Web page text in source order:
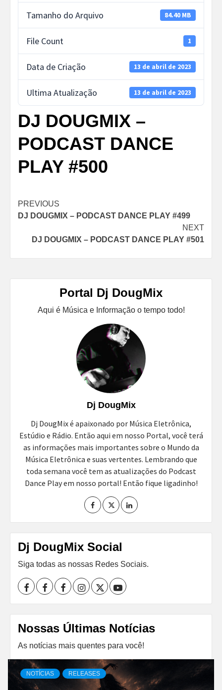
Tamanho do Arquivo 84.40 MB
File Count 1
Data de Criação 13 de abril de 2023
Ultima Atualização 13 de abril de 2023
DJ DOUGMIX –
PODCAST DANCE
PLAY #500
Post
navigation
PREVIOUS
DJ DOUGMIX – PODCAST DANCE PLAY #499
NEXT
DJ DOUGMIX – PODCAST DANCE PLAY #501
Portal Dj DougMix
Aqui é Música e Informação o tempo todo!
Dj DougMix
Dj DougMix é apaixonado por Música Eletrônica,
Estúdio e Rádio. Então aqui em nosso Portal, você terá
as informações mais importantes sobre o Mundo da
Música Eletrônica e suas vertentes. Lembrando que
toda semana você tem as atualizações do Podcast
Dance Play em nosso portal! Então fique ligadinho!
Dj DougMix Social
Siga todas as nossas Redes Sociais.
Facebook
Perfil
I
Perfil
II
Instagram
TwitterYoutube
Nossas Últimas Notícias
As notícias mais quentes para você!
NOTÍCIAS RELEASES